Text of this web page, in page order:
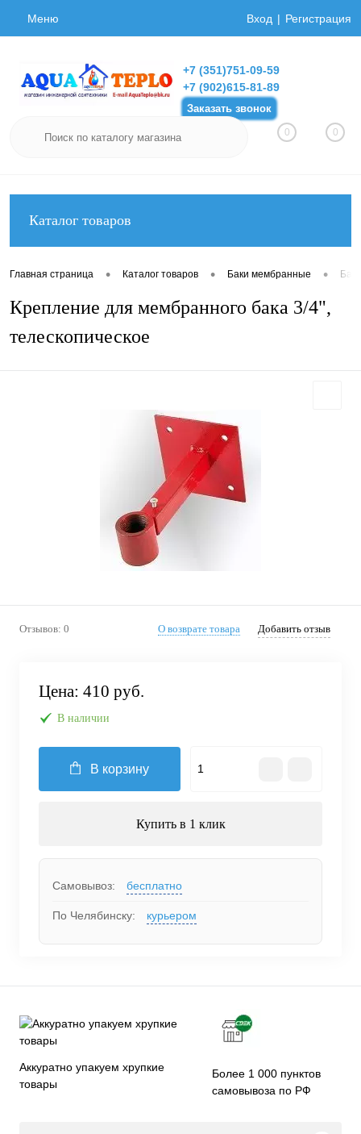
Меню Вход Регистрация
+7 (351)751-09-59
+7 (902)615-81-89
Заказать звонок
0 0
Каталог товаров
Главная страница • Каталог товаров • Баки мембранные •
Крепление для мембранного бака 3/4",
телескопическое
Отзывов: 0 О возврате товара Добавить отзыв
Цена: 410 руб.
В наличии
В корзину
Купить в 1 клик
Самовывоз: бесплатно
По Челябинску: курьером
Аккуратно упакуем хрупкие
товары
Более 1 000 пунктов
самовывоза по РФ